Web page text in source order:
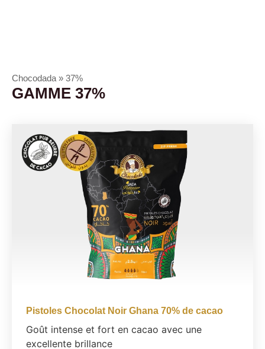
Chocodada » 37%
GAMME 37%
Pistoles Chocolat Noir Ghana 70% de cacao
Goût intense et fort en cacao avec une
excellente brillance